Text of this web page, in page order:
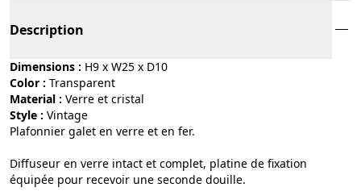
Description
Dimensions : H9 x W25 x D10
Color :
transparent
Material :
verre et cristal
Style :
vintage
Plafonnier galet en verre et en fer.
Diffuseur en verre intact et complet, platine de fixation
équipée pour recevoir une seconde douille.